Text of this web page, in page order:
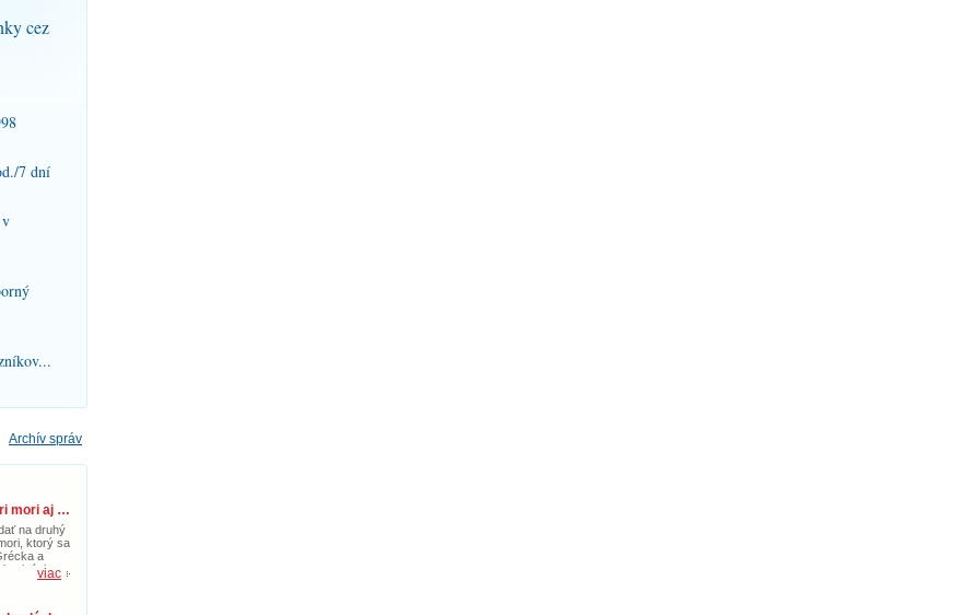
cez
7 dní
Archív správ
Doprajte si dovolenku pri mori aj počas jesene s letenkami na Korfu!
na druhý
ktorý sa
a
So
od 39€ si
viac